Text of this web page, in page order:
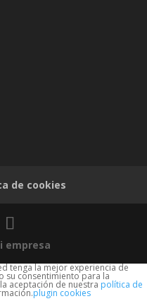
de cookies
empresa
tenga la mejor experiencia de
su consentimiento para la
aceptación de nuestra política de
plugin cookies